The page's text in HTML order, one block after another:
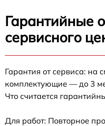
Гарантийные
сервисного
Гарантия от сервиса: на
комплектующие — до 3
Что считается
Для работ: Повторное